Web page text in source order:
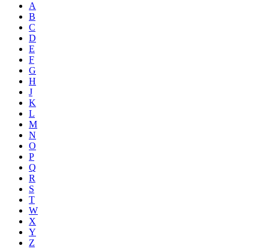
A
B
C
D
E
F
G
H
J
K
L
M
N
O
P
Q
R
S
T
W
X
Y
Z